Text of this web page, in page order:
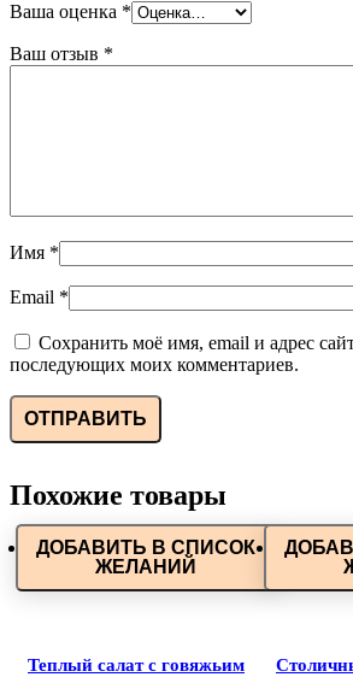
Ваша оценка *
Ваш отзыв *
Имя *
Email *
Сохранить моё имя, email и адрес
последующих моих комментариев.
Похожие товары
ДОБАВИТЬ В СПИСОК
ЖЕЛАНИЙ
Теплый салат с говяжьим